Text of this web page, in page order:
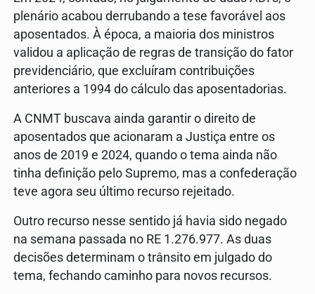
plenário acabou derrubando a tese favorável aos
aposentados. À época, a maioria dos ministros
validou a aplicação de regras de transição do fator
previdenciário, que excluíram contribuições
anteriores a 1994 do cálculo das aposentadorias.
A CNMT buscava ainda garantir o direito de
aposentados que acionaram a Justiça entre os
anos de 2019 e 2024, quando o tema ainda não
tinha definição pelo Supremo, mas a confederação
teve agora seu último recurso rejeitado.
Outro recurso nesse sentido já havia sido negado
na semana passada no RE 1.276.977. As duas
decisões determinam o trânsito em julgado do
tema, fechando caminho para novos recursos.